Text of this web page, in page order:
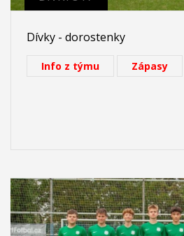
Dívky - dorostenky
Info z týmu Zápasy